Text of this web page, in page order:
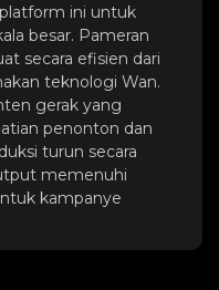
ini untuk
besar. Pameran
secara efisien dari
teknologi Wan.
gerak yang
penonton dan
turun secara
memenuhi
kampanye